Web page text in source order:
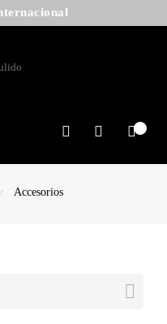
Search
Accesorios
